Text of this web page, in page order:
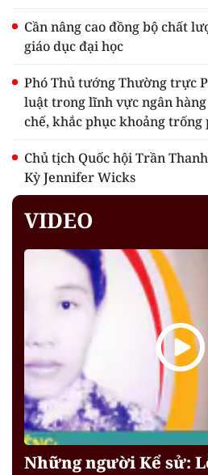
Cần nâng cao đồng bộ chất
giáo dục đại học
Phó Thủ tướng Thường trực
luật trong lĩnh vực ngân
chế, khắc phục khoảng trống
Chủ tịch Quốc hội Trần
Kỳ Jennifer Wicks
VIDEO
Những người Kể sử: